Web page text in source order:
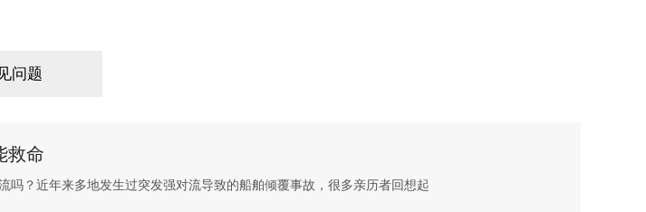
问题
救命
？近年来多地发生过突发强对流导致的船舶倾覆事故，很多亲历者回想起